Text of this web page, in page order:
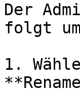
Der
folgt
1.